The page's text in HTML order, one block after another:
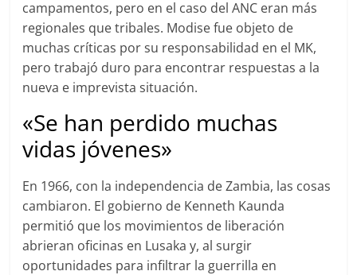
campamentos, pero en el caso del ANC eran más
regionales que tribales. Modise fue objeto de
muchas críticas por su responsabilidad en el MK,
pero trabajó duro para encontrar respuestas a la
nueva e imprevista situación.
«Se han perdido muchas
vidas jóvenes»
En 1966, con la independencia de Zambia, las cosas
cambiaron. El gobierno de Kenneth Kaunda
permitió que los movimientos de liberación
abrieran oficinas en Lusaka y, al surgir
oportunidades para infiltrar la guerrilla en